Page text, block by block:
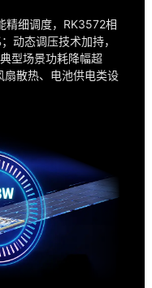
精细调度，RK3572相
动态调压技术加持，
型场景功耗降幅超
散热、 电池供电类设